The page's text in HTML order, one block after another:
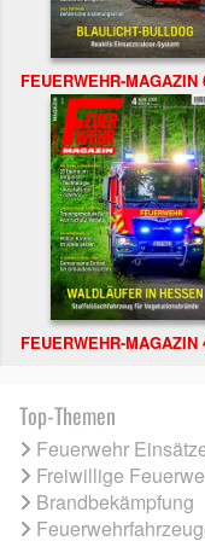
FEUERWEHR-MAGAZIN
FEUERWEHR-MAGAZIN
Top-Themen
Feuerwehr
Freiwillige
Brandbekämpfung